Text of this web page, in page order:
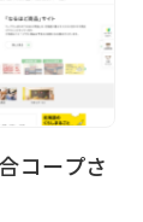
コープさ